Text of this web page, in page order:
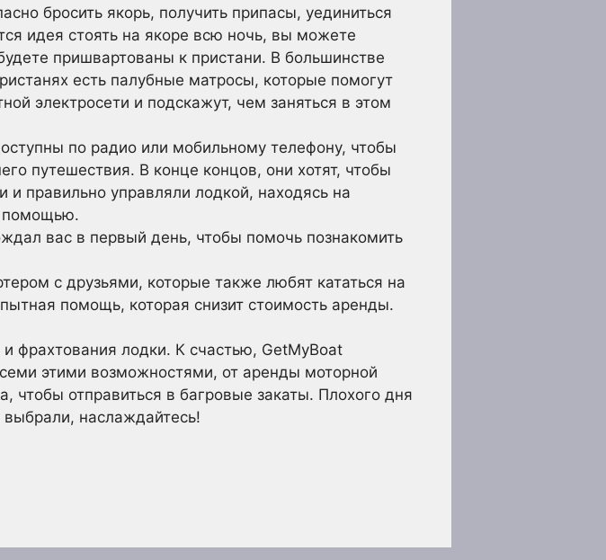
бросить якорь, получить припасы, уединиться
идея стоять на якоре всю ночь, вы можете
пришвартованы к пристани. В большинстве
есть палубные матросы, которые помогут
электросети и подскажут, чем заняться в этом
по радио или мобильному телефону, чтобы
путешествия. В конце концов, они хотят, чтобы
правильно управляли лодкой, находясь на
помощью.
вас в первый день, чтобы помочь познакомить
с друзьями, которые также любят кататься на
помощь, которая снизит стоимость аренды.
фрахтования лодки. К счастью, GetMyBoat
этими возможностями, от аренды моторной
чтобы отправиться в багровые закаты. Плохого дня
наслаждайтесь!